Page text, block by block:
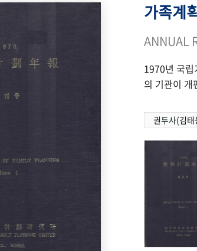
가족계
ANNUAL
1970년 국립
의 기관이 개
권두사(김태